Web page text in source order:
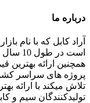
درباره ما
آراد کابل که با نام
است
همچنین ارائه بهترین
پروژه های سراسر
تلاش میکند با ارائه
تولیدکنندگان سیم و